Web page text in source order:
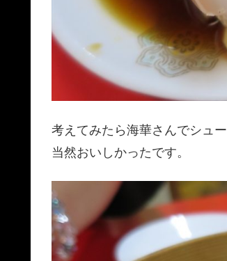
考えてみたら海華さんでシュ
当然おいしかったです。